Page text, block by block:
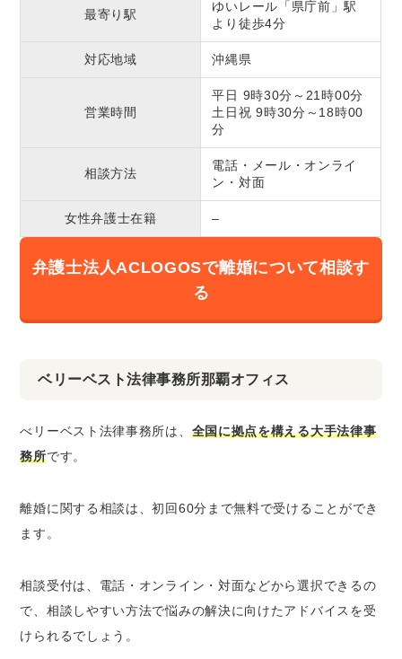
最寄り駅
ゆいレール「県庁前」駅
より徒歩4分
対応地域 沖縄県
営業時間
平日 9時30分～21時00分
土日祝 9時30分～18時00
分
相談方法
電話・メール・オンライ
ン・対面
女性弁護士在籍 –
弁護士法人ACLOGOSで離婚について相談す
る
ベリーベスト法律事務所那覇オフィス
べリーベスト法律事務所は、 全国に拠点を構える大手法律事
務所です。
離婚に関する相談は、初回60分まで無料で受けることができ
ます。
相談受付は、電話・オンライン・対面などから選択できるの
で、相談しやすい方法で悩みの解決に向けたアドバイスを受
けられるでしょう。